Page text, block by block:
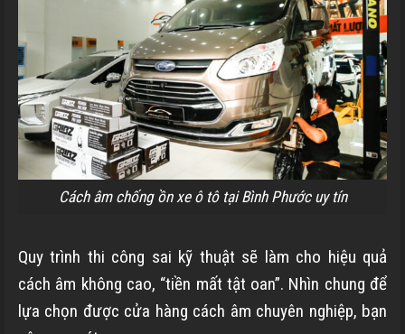
Cách âm chống ồn xe ô tô tại Bình Phước uy tín
Quy trình thi công sai kỹ thuật sẽ làm cho hiệu quả
cách âm không cao, “tiền mất tật oan”. Nhìn chung để
lựa chọn được cửa hàng cách âm chuyên nghiệp, bạn